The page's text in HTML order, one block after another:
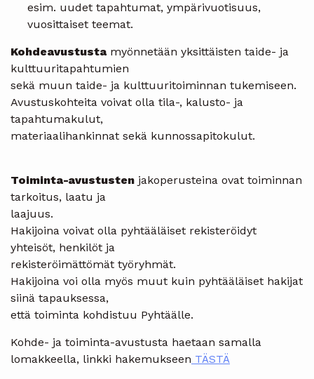
esim. uudet tapahtumat, ympärivuotisuus,
vuosittaiset teemat.
Kohdeavustustamyönnetään yksittäisten taide- ja
kulttuuritapahtumien
sekä muun taide- ja kulttuuritoiminnan tukemiseen.
Avustuskohteita voivat olla tila-, kalusto- ja
tapahtumakulut,
materiaalihankinnat sekä kunnossapitokulut.
Toiminta-avustusten jakoperusteina ovat toiminnan
tarkoitus, laatu ja
laajuus.
Hakijoina voivat olla pyhtääläiset rekisteröidyt
yhteisöt, henkilöt ja
rekisteröimättömät työryhmät.
Hakijoina voi olla myös muut kuin pyhtääläiset hakijat
siinä tapauksessa,
että toiminta kohdistuu Pyhtäälle.
Kohde- ja toiminta-avustusta haetaan samalla
lomakkeella, linkki hakemukseen TÄSTÄ